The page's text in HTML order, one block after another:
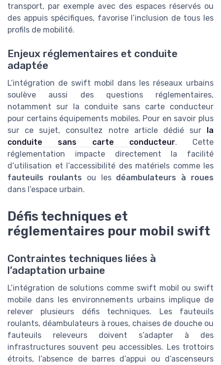
transport, par exemple avec des espaces réservés ou
des appuis spécifiques, favorise l’inclusion de tous les
profils de mobilité.
Enjeux réglementaires et conduite
adaptée
L’intégration de swift mobil dans les réseaux urbains
soulève aussi des questions réglementaires,
notamment sur la conduite sans carte conducteur
pour certains équipements mobiles. Pour en savoir plus
sur ce sujet, consultez notre article dédié sur
la
conduite sans carte conducteur. Cette
réglementation impacte directement la facilité
d’utilisation et l’accessibilité des matériels comme les
fauteuils roulants ou les déambulateurs à roues
dans l’espace urbain.
Défis techniques et
réglementaires pour mobil swift
Contraintes techniques liées à
l’adaptation urbaine
L’intégration de solutions comme swift mobil ou swift
mobile dans les environnements urbains implique de
relever plusieurs défis techniques. Les fauteuils
roulants, déambulateurs à roues, chaises de douche ou
fauteuils releveurs doivent s’adapter à des
infrastructures souvent peu accessibles. Les trottoirs
étroits, l’absence de barres d’appui ou d’ascenseurs